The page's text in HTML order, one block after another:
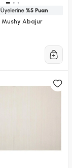
Mushy Abajur